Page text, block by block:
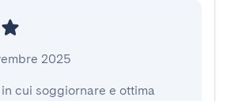
2025
cui soggiornare e ottima